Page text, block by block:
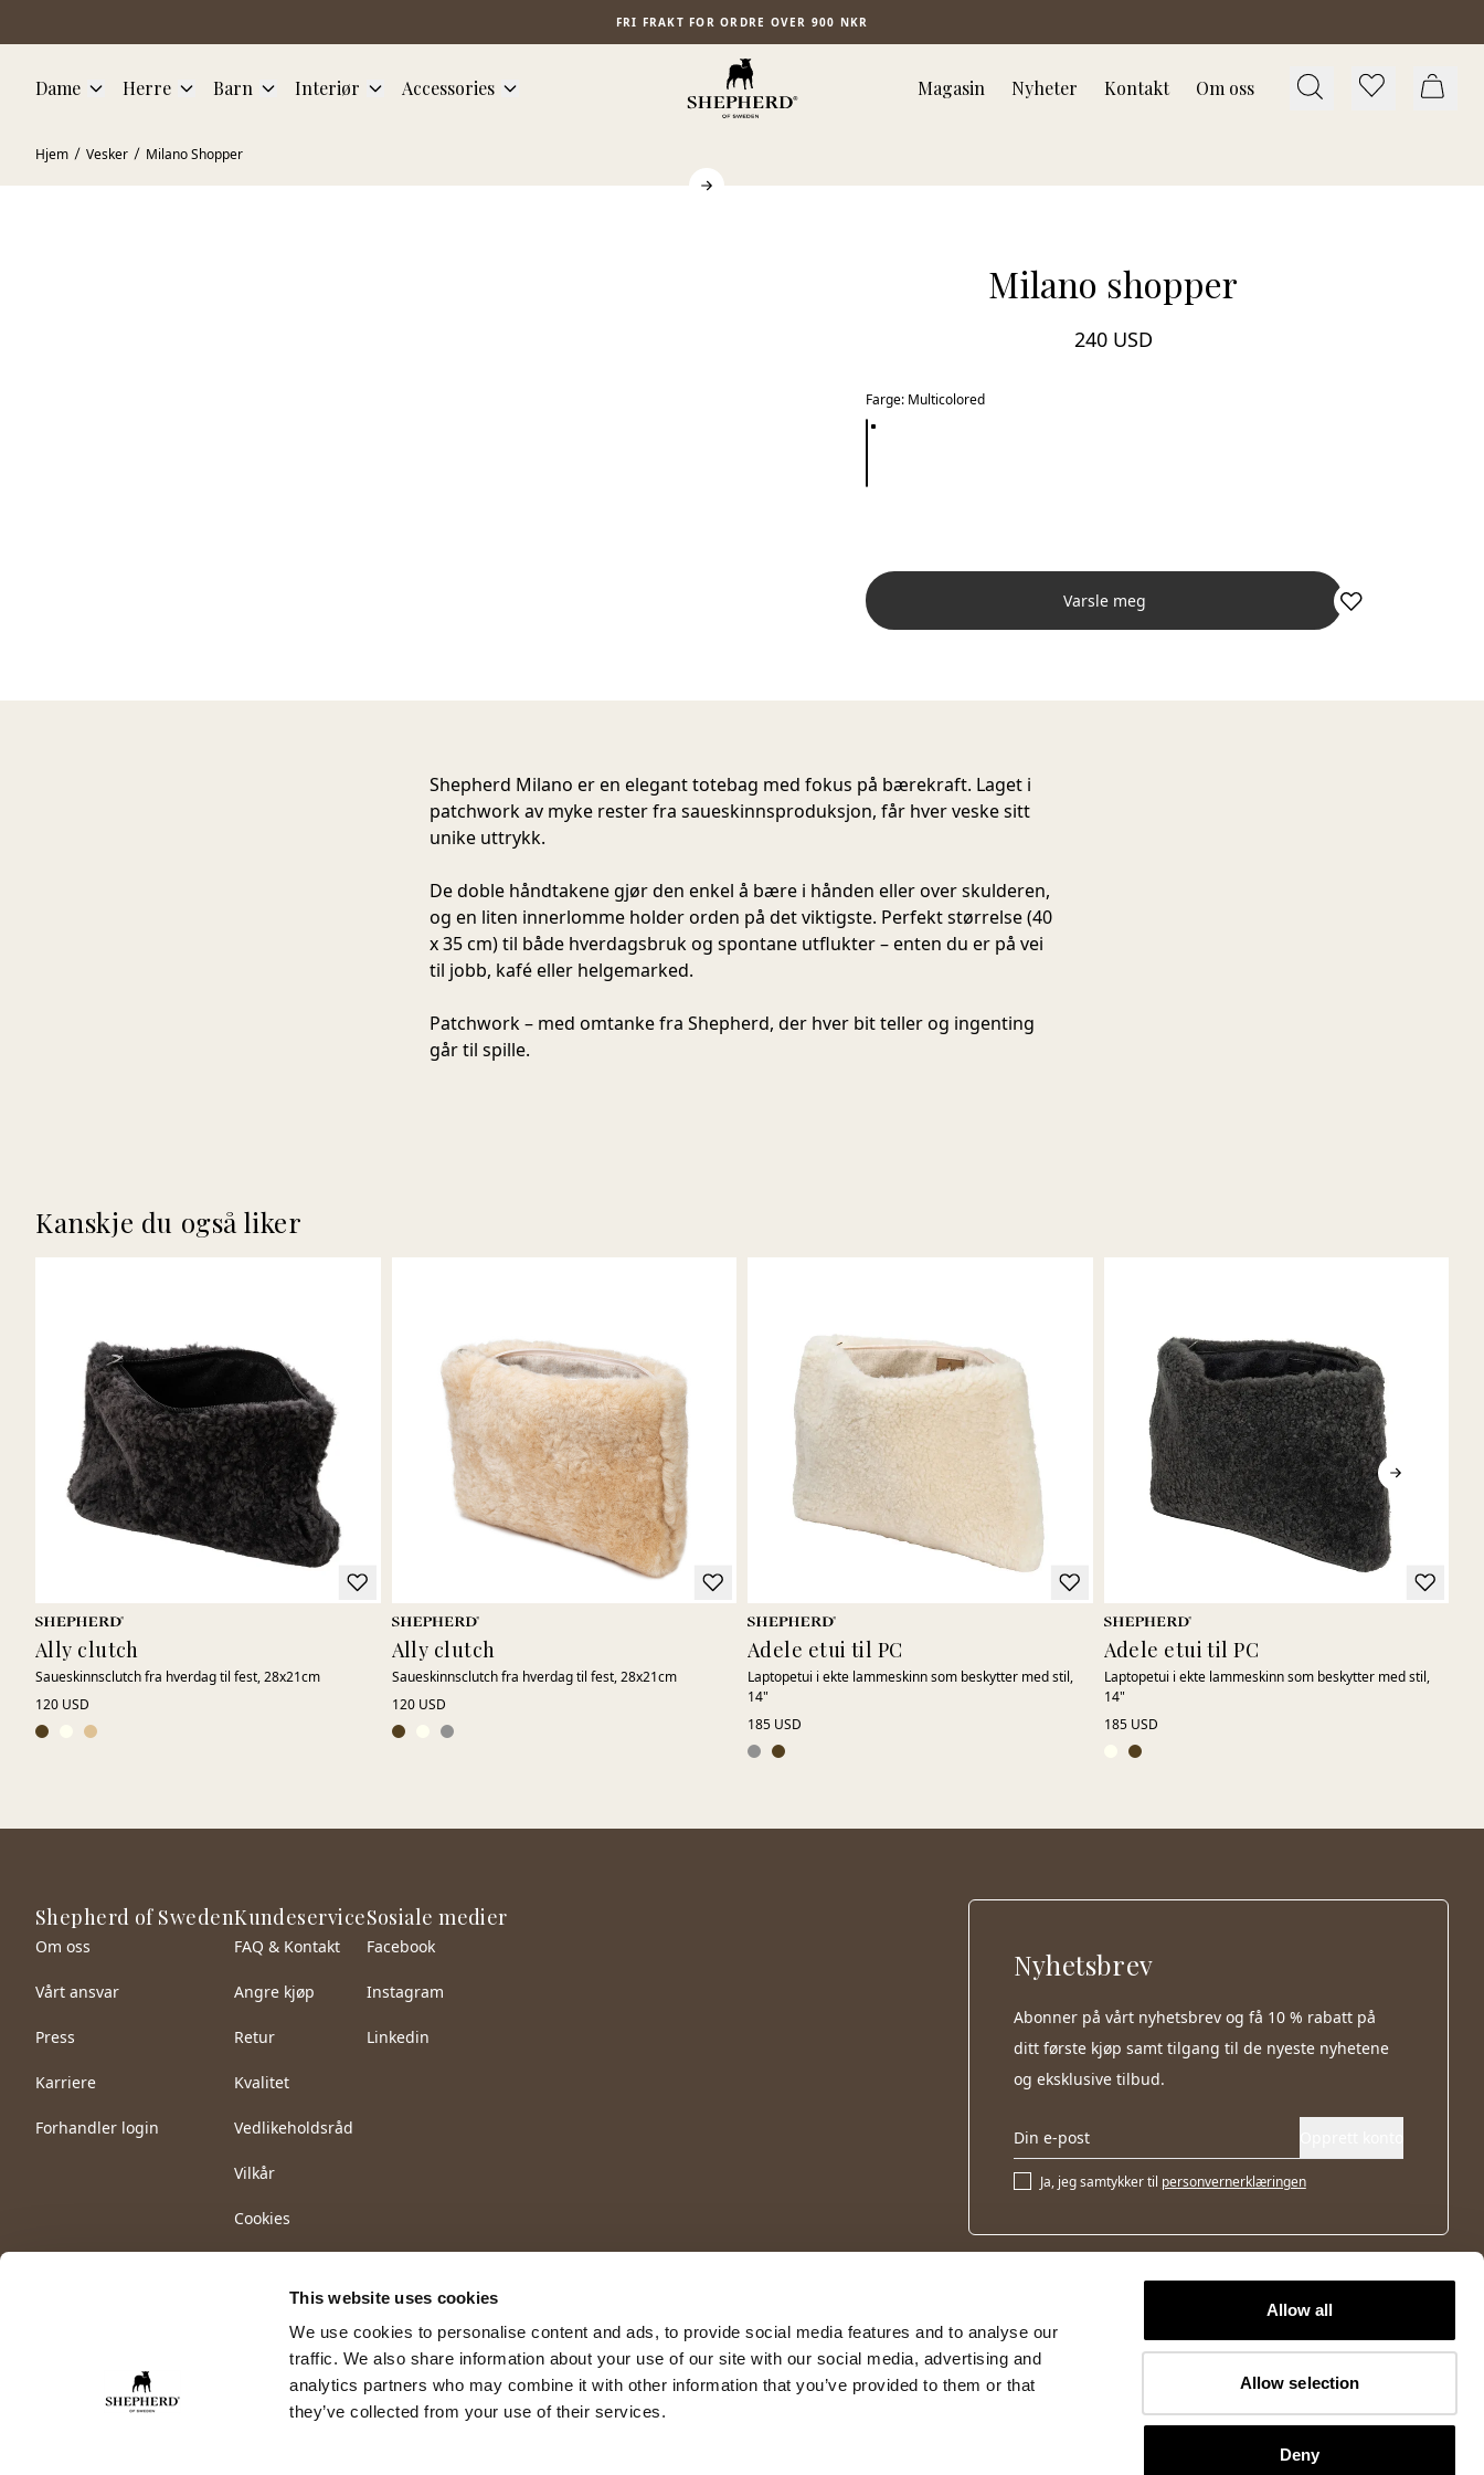
This website uses cookies
We use cookies to personalise content and ads, to provide social media features and to analyse our
traffic. We also share information about your use of our site with our social media, advertising and
analytics partners who may combine it with other information that you’ve provided to them or that
they’ve collected from your use of their services.
Allow all
Allow selection
Deny
FRI FRAKT FOR ORDRE OVER 900 NKR
Dame Herre Barn Interiør Accessories Magasin Nyheter Kontakt Om oss
Hjem Vesker Milano Shopper
Milano shopper
240 USD
Farge: Multicolored
Varsle meg
Shepherd Milano er en elegant totebag med fokus på bærekraft. Laget i
patchwork av myke rester fra saueskinnsproduksjon, får hver veske sitt
unike uttrykk.
De doble håndtakene gjør den enkel å bære i hånden eller over skulderen,
og en liten innerlomme holder orden på det viktigste. Perfekt størrelse (40
x 35 cm) til både hverdagsbruk og spontane utflukter – enten du er på vei
til jobb, kafé eller helgemarked.
Patchwork – med omtanke fra Shepherd, der hver bit teller og ingenting
går til spille.
Kanskje du også liker
Ally clutch
Saueskinnsclutch fra hverdag til fest, 28x21cm
120 USD
Ally clutch
Saueskinnsclutch fra hverdag til fest, 28x21cm
120 USD
Adele etui til PC
Laptopetui i ekte lammeskinn som beskytter med stil,
14"
185 USD
Adele etui til PC
Laptopetui i ekte lammeskinn som beskytter med stil,
14"
185 USD
Shepherd of Sweden
Om oss
Vårt ansvar
Press
Karriere
Forhandler login
Kundeservice
FAQ & Kontakt
Angre kjøp
Retur
Kvalitet
Vedlikeholdsråd
Vilkår
Cookies
Sosiale medier
Facebook
Instagram
Linkedin
Nyhetsbrev
Abonner på vårt nyhetsbrev og få 10 % rabatt på
ditt første kjøp samt tilgang til de nyeste nyhetene
og eksklusive tilbud.
Ja, jeg samtykker til personvernerklæringen